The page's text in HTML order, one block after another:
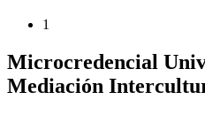
1
Microcredencial
Mediación